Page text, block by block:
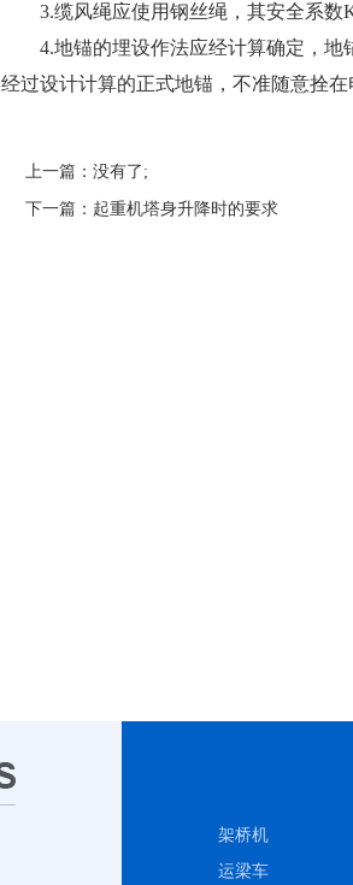
3.缆风绳应使用钢丝绳，其安全系数
4.地锚的埋设作法应经计算确定，地
经过设计计算的正式地锚，不准随意拴在
上一篇：没有了;
下一篇： 起重机塔身升降时的要求
架桥机
运梁车